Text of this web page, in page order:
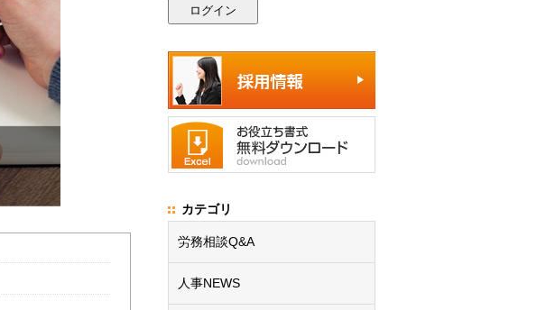
カテゴリ
労務相談Q&A
人事NEWS